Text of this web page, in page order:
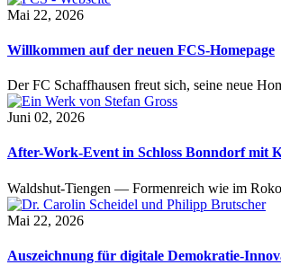
Mai 22, 2026
Willkommen auf der neuen FCS-Homepage
Der FC Schaffhausen freut sich, seine neue
Juni 02, 2026
After-Work-Event in Schloss Bonndorf mit
Waldshut-Tiengen — Formenreich wie im
Mai 22, 2026
Auszeichnung für digitale Demokratie-